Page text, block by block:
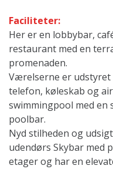
Faciliteter:
Her er en lobbybar,
restaurant med en
promenaden.
Værelserne er udstyret
telefon, køleskab og
swimmingpool med en
poolbar.
Nyd stilheden og
udendørs Skybar med
etager og har en